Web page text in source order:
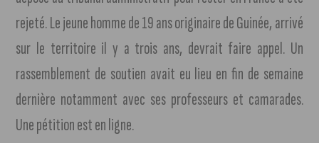
rejeté. Le jeune homme de 19 ans originaire de Guinée, arrivé
sur le territoire il y a trois ans, devrait faire appel. Un
rassemblement de soutien avait eu lieu en fin de semaine
dernière notamment avec ses professeurs et camarades.
Une pétition est en ligne.